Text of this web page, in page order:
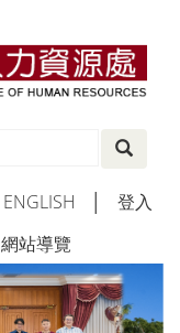
ENGLISH
登入
網站導覽